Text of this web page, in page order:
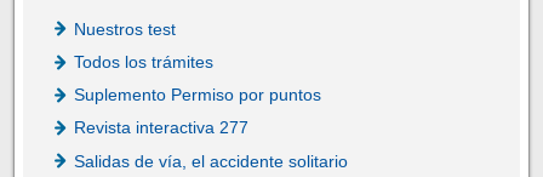
Nuestros test
Todos los trámites
Suplemento Permiso por puntos
Revista interactiva 277
Salidas de vía, el accidente solitario